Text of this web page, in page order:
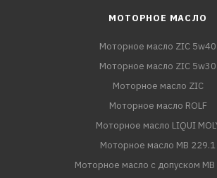
МОТОРНОЕ МАСЛО
Моторное масло ZIC 5w40
Моторное масло ZIC 5w30
Моторное масло ZIC
Моторное масло ROLF
Моторное масло LIQUI
Моторное масло MB 229.1
Моторное масло с допуском MB